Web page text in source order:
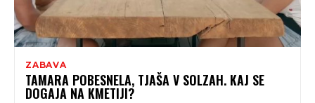
ZABAVA
TAMARA POBESNELA, TJAŠA V SOLZAH. KAJ SE
DOGAJA NA KMETIJI?